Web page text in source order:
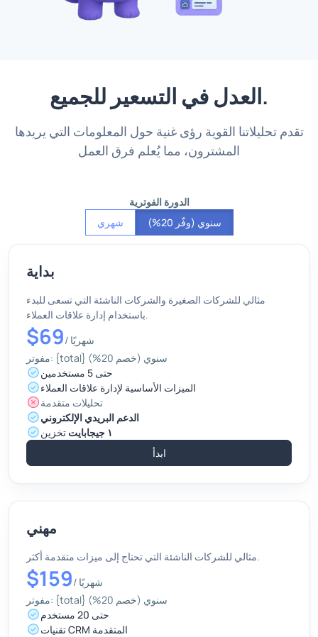
العدل في التسعير للجميع.
تقدم تحليلاتنا القوية رؤى غنية حول المعلومات التي يريدها
المشترون، مما يُعلم فرق العمل
الدورة الفوترية
شهري
سنوي (وفّر 20%)
بداية
مثالي للشركات الصغيرة والشركات الناشئة التي تسعى للبدء
باستخدام إدارة علاقات العملاء.
$69/ شهريًا
مفوتر: {total} سنوي (خصم 20%)
حتى 5 مستخدمين
الميزات الأساسية لإدارة علاقات العملاء
تحليلات متقدمة
الدعم البريدي الإلكتروني
١ جيجابايت
تخزين
ابدأ
مهني
مثالي للشركات الناشئة التي تحتاج إلى ميزات متقدمة أكثر.
$159/ شهريًا
مفوتر: {total} سنوي (خصم 20%)
حتى 20 مستخدم
تقنيات CRM المتقدمة